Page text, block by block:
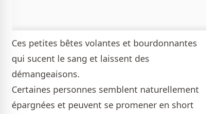
Ces petites bêtes volantes et bourdonnantes
qui sucent le sang et laissent des
démangeaisons.
Certaines personnes semblent naturellement
épargnées et peuvent se promener en short